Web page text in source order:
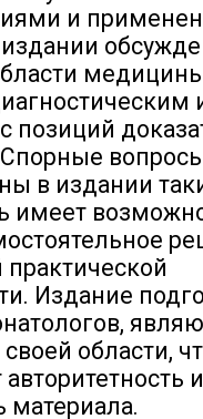
и
издании
позиций
в издании
имеет
Издание
области,
авторитетность и
материала.